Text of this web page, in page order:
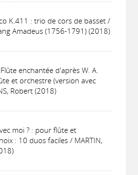
K.411 : trio de cors de basset /
Amadeus (1756-1791) (2018)
enchantée d'après W. A.
et orchestre (version avec
Robert (2018)
moi ? : pour flûte et
: 10 duos faciles / MARTIN,